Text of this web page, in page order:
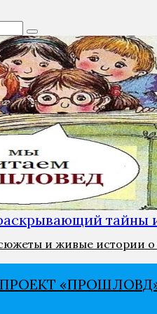
тайны
и живые истории о